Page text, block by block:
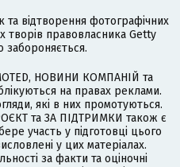
відтворення фотографічних
творів правовласника Getty
забороняється.
НОВИНИ КОМПАНІЙ та
на правах реклами.
які в них промотуються.
та ЗА ПІДТРИМКИ також є
участь у підготовці цього
у цих матеріалах.
за факти та оціночні